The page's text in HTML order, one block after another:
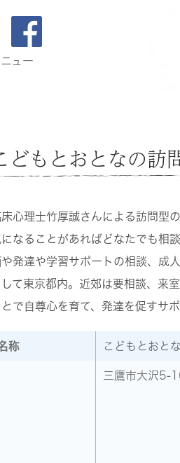
ュー
どもとおとなの
床心理士竹厚誠さんによる訪問型
になることがあればどなたでも相
発達や学習サポートの相談、成
して東京都内。近郊は要相談、来
とで自尊心を育て、発達を促すサ
称 こどもとおと
三鷹市大沢5-